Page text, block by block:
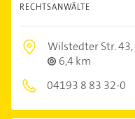
RECHTSANWÄLTE
Wilstedter Str. 43,
6,4 km
04193 8 83 32-0